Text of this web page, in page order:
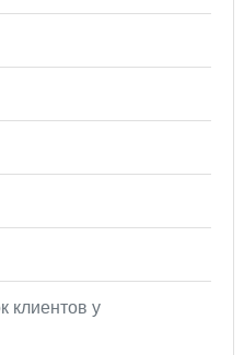
клиентов у